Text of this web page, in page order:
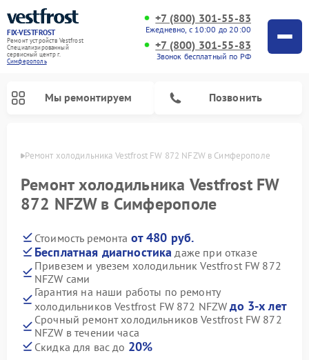
FIX-VESTFROST
Ремонт устройств Vestfrost
Специализированный
cервисный центр г.
Симферополь
+7 (800) 301-55-83
Ежедневно, с 10:00 до 20:00
+7 (800) 301-55-83
Звонок бесплатный по РФ
Мы ремонтируем Позвонить
Ремонт холодильника Vestfrost FW 872 NFZW в Симферополе
Ремонт холодильника Vestfrost FW
872 NFZW в Симферополе
Стоимость ремонта от 480 руб.
Бесплатная диагностика даже при отказе
Привезем и увезем холодильник Vestfrost FW 872
NFZW сами
Гарантия на наши работы по ремонту
холодильников Vestfrost FW 872 NFZWдо 3-х лет
Срочный ремонт холодильников Vestfrost FW 872
NFZW в течении часа
Скидка для вас до 20%